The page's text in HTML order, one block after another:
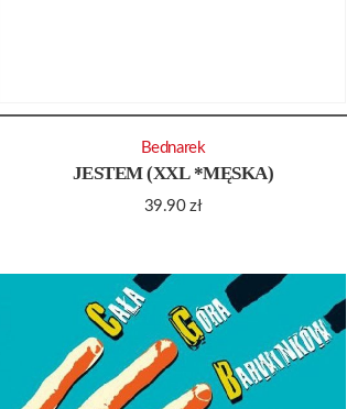
JESTEM (XXL *MĘSKA)
39.90zł
Bednarek